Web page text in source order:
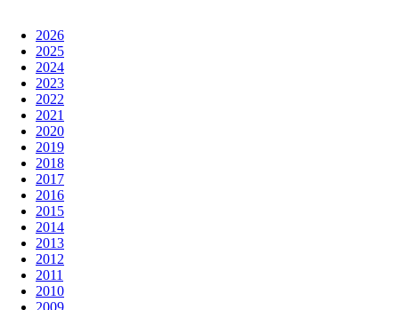
2026
2025
2024
2023
2022
2021
2020
2019
2018
2017
2016
2015
2014
2013
2012
2011
2010
2009